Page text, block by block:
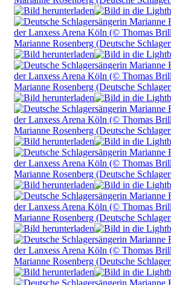
Marianne Rosenberg (Deutsche
Marianne Rosenberg (Deutsche
Marianne Rosenberg (Deutsche
Marianne Rosenberg (Deutsche
Marianne Rosenberg (Deutsche
Marianne Rosenberg (Deutsche